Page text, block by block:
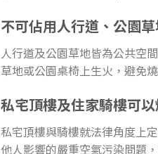
不可佔用人行道、公園
人行道及公園草地皆為公共空
草地或公園桌椅上生火，避免
私宅頂樓及住家騎樓可以
私宅頂樓與騎樓就法律角度上
他人影響的嚴重空氣污染問題